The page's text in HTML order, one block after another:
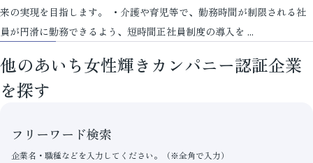
来の実現を目指します。 ・介護や育児等で、勤務時間が制限される社
員が円滑に勤務できるよう、短時間正社員制度の導入を ...
他のあいち女性輝きカンパニー認証企業
を探す
フリーワード検索
企業名・職種などを入力してください。（※全角で入力）